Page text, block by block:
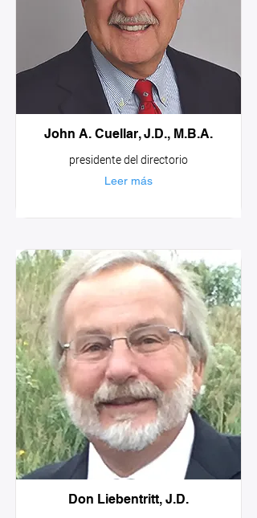
John A. Cuellar, J.D., M.B.A.
presidente del directorio
Leer más
Don Liebentritt, J.D.